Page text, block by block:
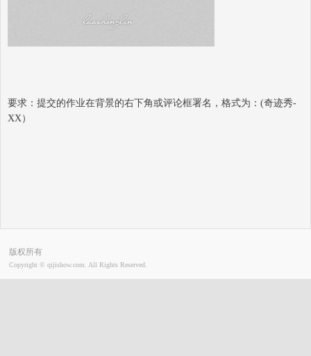
要求：提交的作业在背景的右下角或评论框署名，格式为：(奇迹秀-
XX）
版权所有
Copyright © qijishow.com. All Rights Reserved.